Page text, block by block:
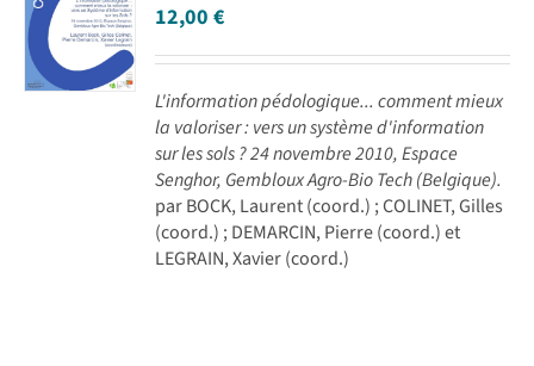
12,00€
L'information pédologique... comment mieux
la valoriser : vers un système d'information
sur les sols ? 24 novembre 2010, Espace
Senghor, Gembloux Agro-Bio Tech (Belgique).
par BOCK, Laurent (coord.) ; COLINET, Gilles
(coord.) ; DEMARCIN, Pierre (coord.) et
LEGRAIN, Xavier (coord.)